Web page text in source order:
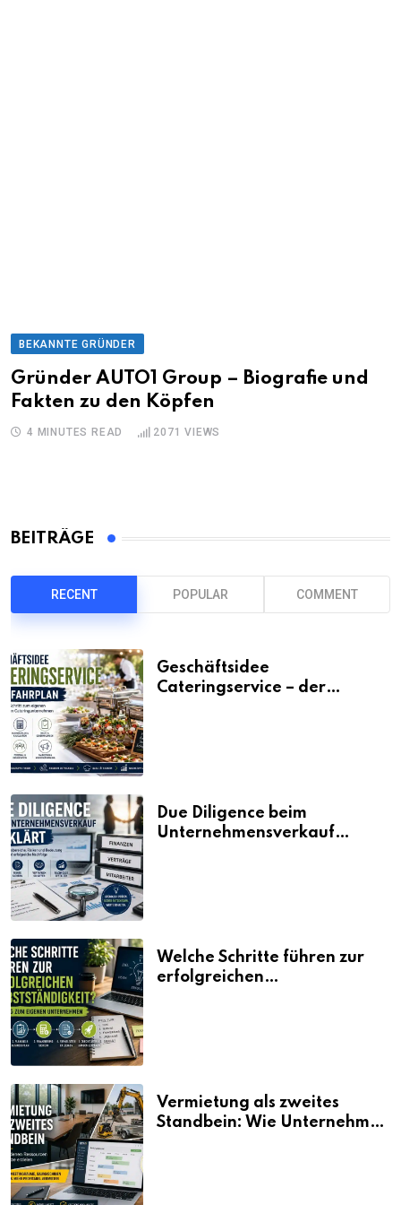
BEKANNTE GRÜNDER
Gründer AUTO1 Group – Biografie und
Fakten zu den Köpfen
4 MINUTES READ 2071 VIEWS
BEITRÄGE
RECENT POPULAR COMMENT
Geschäftsidee
Cateringservice – der
Due Diligence beim
Unternehmensverkauf
Welche Schritte führen zur
erfolgreichen
Vermietung als zweites
Standbein: Wie Unternehmen